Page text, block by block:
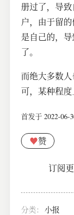
册过了，导
户，由于留
是自己的，
了。
而绝大多数
可，某种程度
首发于 2022-06-
♥赞
订阅
分类： 小报